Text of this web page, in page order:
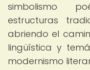
simbolismo
estructuras
abriendo el
lingüística y
modernismo